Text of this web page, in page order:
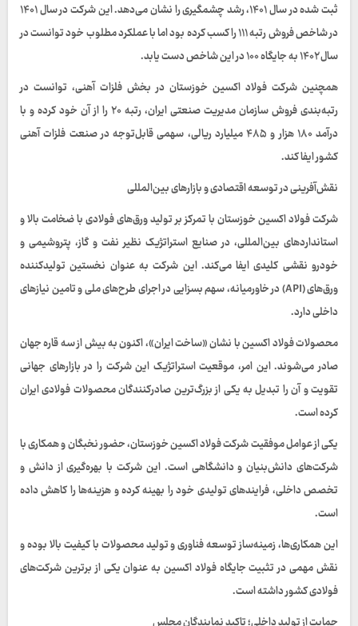
ثبت‌ شده در سال ۱۴۰۱، رشد چشمگیری را نشان می‌دهد. این شرکت در سال ۱۴۰۱
در شاخص فروش رتبه ۱۱۱ را کسب کرده بود اما با عملکرد مطلوب خود توانست در
سال ۱۴۰۲ به جایگاه ۱۰۰ در این شاخص دست یابد.
همچنین شرکت فولاد اکسین خوزستان در بخش فلزات آهنی، توانست در
رتبه‌بندی فروش سازمان مدیریت صنعتی ایران، رتبه ۲۰ را از آن خود کرده و با
درآمد ۱۸۰ هزار و ۴۸۵ میلیارد ریالی، سهمی قابل‌توجه در صنعت فلزات آهنی
کشور ایفا کند.
نقش‌آفرینی در توسعه اقتصادی و بازارهای بین‌المللی
شرکت فولاد اکسین خوزستان با تمرکز بر تولید ورق‌های فولادی با ضخامت بالا و
استانداردهای بین‌المللی، در صنایع استراتژیک نظیر نفت و گاز، پتروشیمی و
خودرو نقشی کلیدی ایفا می‌کند. این شرکت به‌ عنوان نخستین تولیدکننده
ورق‌های (API) در خاورمیانه، سهم بسزایی در اجرای طرح‌های ملی و تامین نیازهای
داخلی دارد.
محصولات فولاد اکسین با نشان «ساخت ایران»، اکنون به بیش از سه قاره جهان
صادر می‌شوند. این امر، موقعیت استراتژیک این شرکت را در بازارهای جهانی
تقویت و آن را تبدیل به یکی از بزرگ‌ترین صادرکنندگان محصولات فولادی ایران
کرده است.
یکی از عوامل موفقیت شرکت فولاد اکسین خوزستان، حضور نخبگان و همکاری با
شرکت‌های دانش‌بنیان و دانشگاهی است. این شرکت با بهره‌گیری از دانش و
تخصص داخلی، فرایندهای تولیدی خود را بهینه کرده و هزینه‌ها را کاهش داده
است.
این همکاری‌ها، زمینه‌ساز توسعه فناوری و تولید محصولات با کیفیت بالا بوده و
نقش مهمی در تثبیت جایگاه فولاد اکسین به‌ عنوان یکی از برترین شرکت‌های
فولادی کشور داشته است.